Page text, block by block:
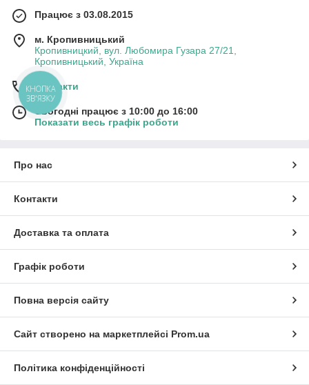
Працює з 03.08.2015
м. Кропивницький
Кропивницкий, вул. Любомира Гузара 27/21,
Кропивницький, Україна
Контакти
Сьогодні працює з 10:00 до 16:00
Показати весь графік роботи
Про нас
Контакти
Доставка та оплата
Графік роботи
Повна версія сайту
Сайт створено на маркетплейсі Prom.ua
Політика конфіденційності
КНОПКА
ЗВ'ЯЗКУ